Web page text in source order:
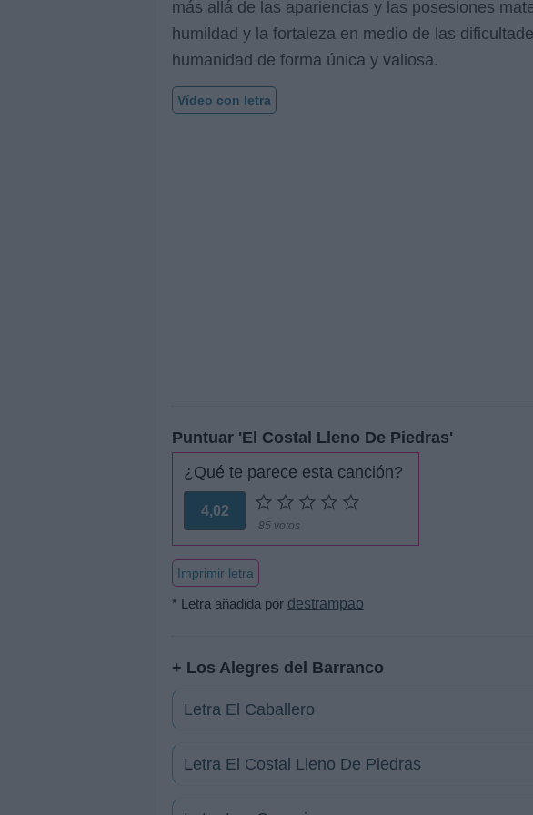
más allá de las apariencias y las posesiones
humildad y la fortaleza en medio de las
humanidad de forma única y valiosa.
Vídeo con letra
Puntuar 'El Costal Lleno De Piedras'
¿Qué te parece esta canción?
4,02
85 votos
Imprimir letra
* Letra añadida por destrampao
+ Los Alegres del Barranco
Letra El Caballero
Letra El Costal Lleno De Piedras